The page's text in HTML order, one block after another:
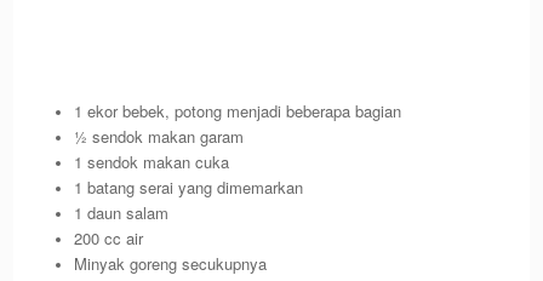
1 ekor bebek, potong menjadi beberapa bagian
½ sendok makan garam
1 sendok makan cuka
1 batang serai yang dimemarkan
1 daun salam
200 cc air
Minyak goreng secukupnya